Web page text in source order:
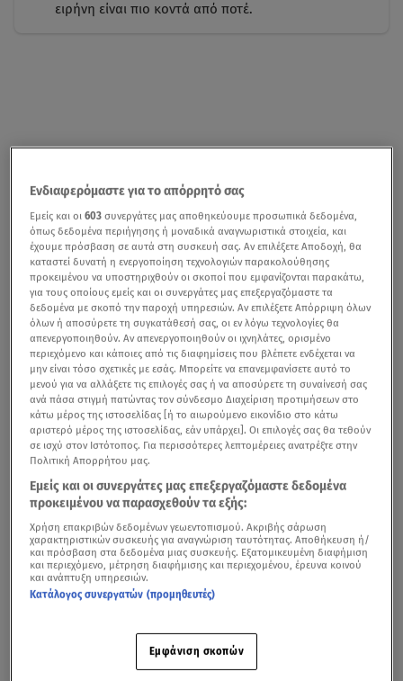
ειρήνη είναι πιο κοντά από ποτέ.
Ενδιαφερόμαστε για το απόρρητό σας
Εμείς και οι603 συνεργάτες μας αποθηκεύουμε προσωπικά δεδομένα,
όπως δεδομένα περιήγησης ή μοναδικά αναγνωριστικά στοιχεία, και
έχουμε πρόσβαση σε αυτά στη συσκευή σας. Αν επιλέξετε Αποδοχή, θα
καταστεί δυνατή η ενεργοποίηση τεχνολογιών παρακολούθησης
προκειμένου να υποστηριχθούν οι σκοποί που εμφανίζονται παρακάτω,
για τους οποίους εμείς και οι συνεργάτες μας επεξεργαζόμαστε τα
δεδομένα με σκοπό την παροχή υπηρεσιών. Αν επιλέξετε Απόρριψη όλων
όλων ή αποσύρετε τη συγκατάθεσή σας, οι εν λόγω τεχνολογίες θα
απενεργοποιηθούν. Αν απενεργοποιηθούν οι ιχνηλάτες, ορισμένο
περιεχόμενο και κάποιες από τις διαφημίσεις που βλέπετε ενδέχεται να
μην είναι τόσο σχετικές με εσάς. Μπορείτε να επανεμφανίσετε αυτό το
μενού για να αλλάξετε τις επιλογές σας ή να αποσύρετε τη συναίνεσή σας
ανά πάσα στιγμή πατώντας τον σύνδεσμο Διαχείριση προτιμήσεων στο
κάτω μέρος της ιστοσελίδας [ή το αιωρούμενο εικονίδιο στο κάτω
αριστερό μέρος της ιστοσελίδας, εάν υπάρχει]. Οι επιλογές σας θα τεθούν
σε ισχύ στον Ιστότοπος. Για περισσότερες λεπτομέρειες ανατρέξτε στην
Πολιτική Απορρήτου μας.
Εμείς και οι συνεργάτες μας επεξεργαζόμαστε δεδομένα
προκειμένου να παρασχεθούν τα εξής:
Χρήση επακριβών δεδομένων γεωεντοπισμού. Ακριβής σάρωση
χαρακτηριστικών συσκευής για αναγνώριση ταυτότητας. Αποθήκευση ή/
και πρόσβαση στα δεδομένα μιας συσκευής. Εξατομικευμένη διαφήμιση
και περιεχόμενο, μέτρηση διαφήμισης και περιεχομένου, έρευνα κοινού
και ανάπτυξη υπηρεσιών.
Κατάλογος συνεργατών (προμηθευτές)
Εμφάνιση σκοπών